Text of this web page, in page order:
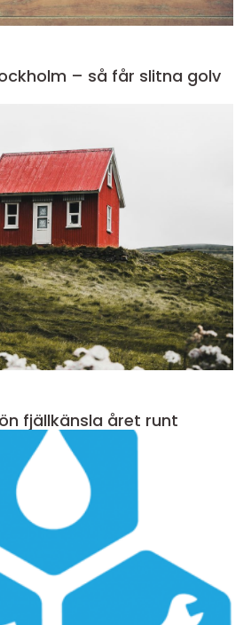
– så får slitna golv
Boende grövelsjön fjällkänsla året runt